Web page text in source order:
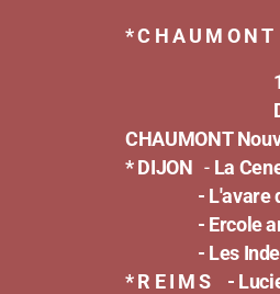
* C H A U M O N
17/09 Le
Date et lieu
CHAUMONT
* DIJON- La
- L'avare
- Ercole
- Les Indes
* R E I M S -